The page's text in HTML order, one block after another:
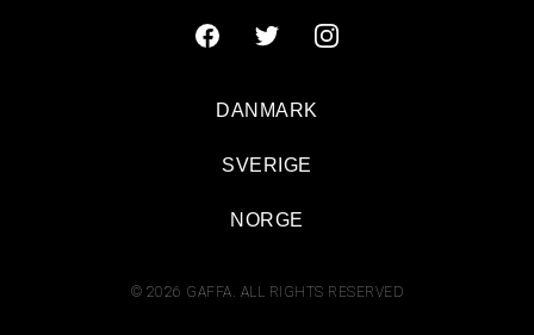
© 2026 GAFFA. ALL RIGHTS RESERVED
DANMARK
SVERIGE
NORGE